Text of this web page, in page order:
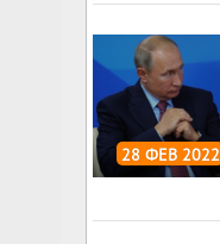
28 ФЕВ 2022